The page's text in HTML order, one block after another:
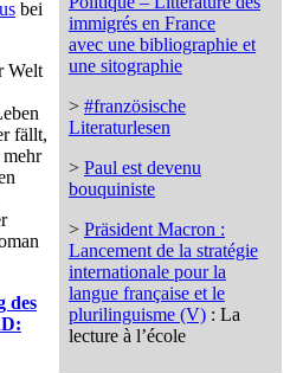
immigrés en France
avec une bibliographie et
une sitographie
> #französische
Literaturlesen
> Paul est devenu
bouquiniste
> Präsident Macron :
Lancement de la stratégie
internationale pour la
langue française et le
plurilinguisme (V) : La
lecture à l’école
bei
Welt
fällt,
des